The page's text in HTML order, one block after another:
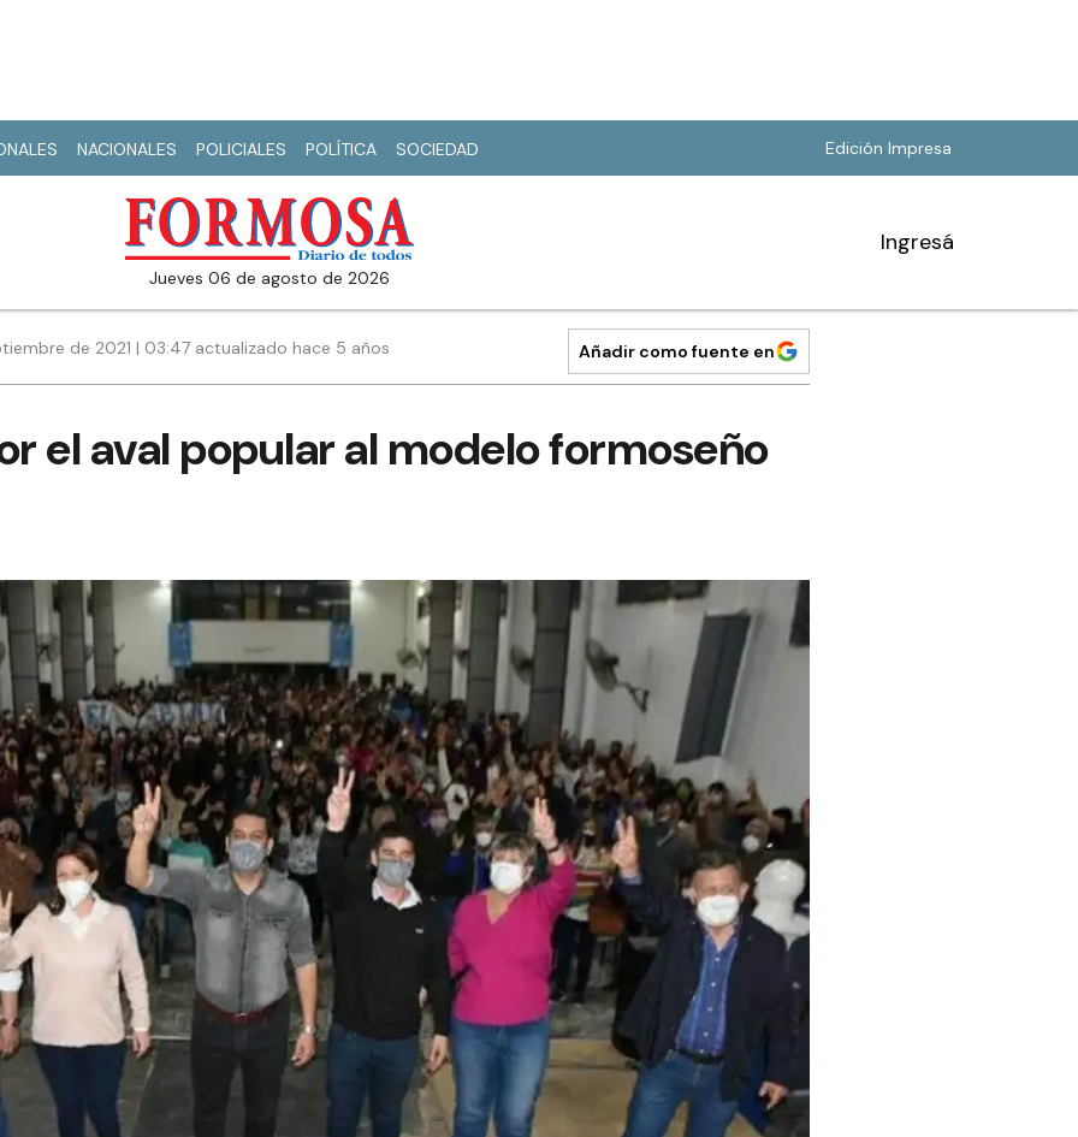
NACIONALES POLICIALES POLÍTICA SOCIEDAD Edición Impresa
jueves 06 de agosto de 2026
Ingresá
de 2021 | 03:47 actualizado hace 5 años Añadir como fuente en
el aval popular al modelo formoseño